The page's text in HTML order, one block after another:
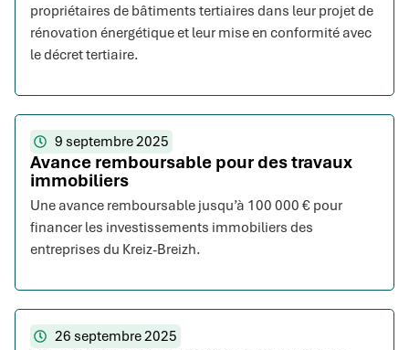
propriétaires de bâtiments tertiaires dans leur projet de
rénovation énergétique et leur mise en conformité avec
le décret tertiaire.
9 septembre 2025
Avance remboursable pour des travaux
immobiliers
Une avance remboursable jusqu’à 100 000 € pour
financer les investissements immobiliers des
entreprises du Kreiz-Breizh.
26 septembre 2025